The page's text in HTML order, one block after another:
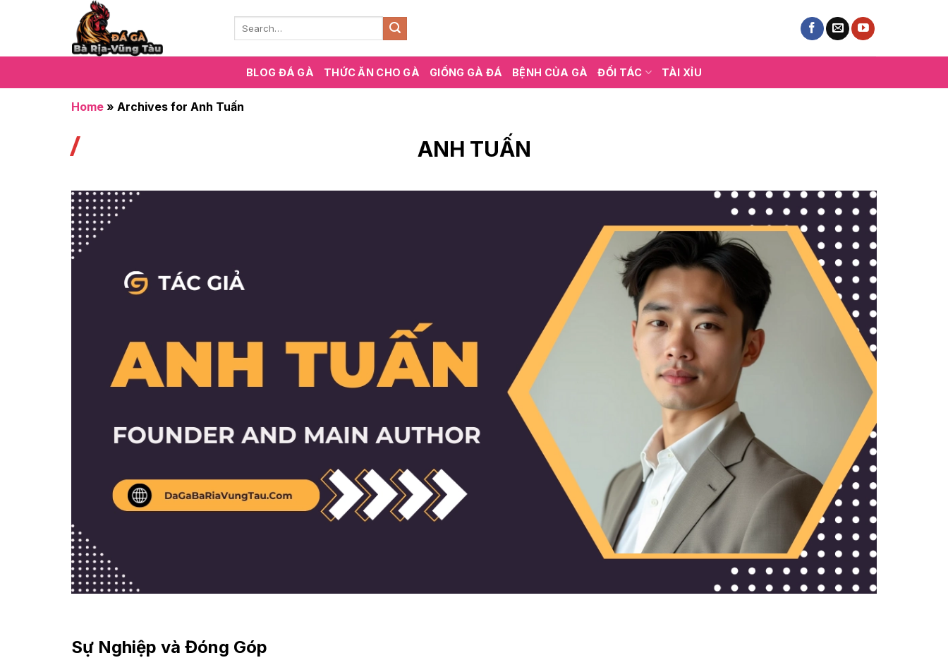
dung
BLOG ĐÁ GÀ THỨC ĂN CHO GÀ GIỐNG GÀ ĐÁ BỆNH CỦA GÀ ĐỐI TÁC TÀI XỈU
Home» Archives for Anh Tuấn
ANH TUẤN
Sự Nghiệp và Đóng Góp